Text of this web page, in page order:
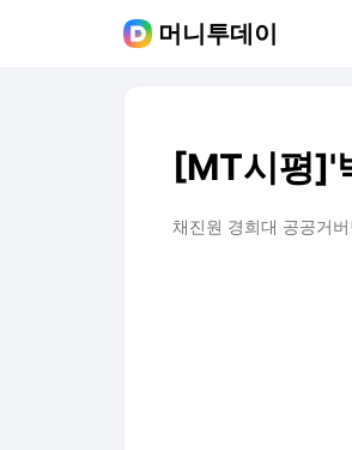
머니투데이
[MT시평]'
채진원 경희대 공공거